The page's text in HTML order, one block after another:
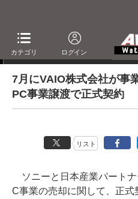
カテゴリ ログイン
ニュース
7月にVAIO株式会社が事
PC事業譲渡で正式契約
リスト
ソニーと日本産業パート
C事業の売却に関して、正式